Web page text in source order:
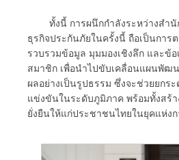
ทั้งนี้ การผนึกกำลังระหว่างสำ
ธุรกิจประกันภัยในครั้งนี้ ถือเป็นการ
รวบรวมข้อมูล มุมมองเชิงลึก และข้
สมาชิก เพื่อนำไปขับเคลื่อนแผนพัฒ
ผลอย่างเป็นรูปธรรม ซึ่งจะช่วยยกร
แข่งขันในระดับภูมิภาค พร้อมทั้งสร้
ยั่งยืนให้แก่ประชาชนไทยในยุคแห่ง